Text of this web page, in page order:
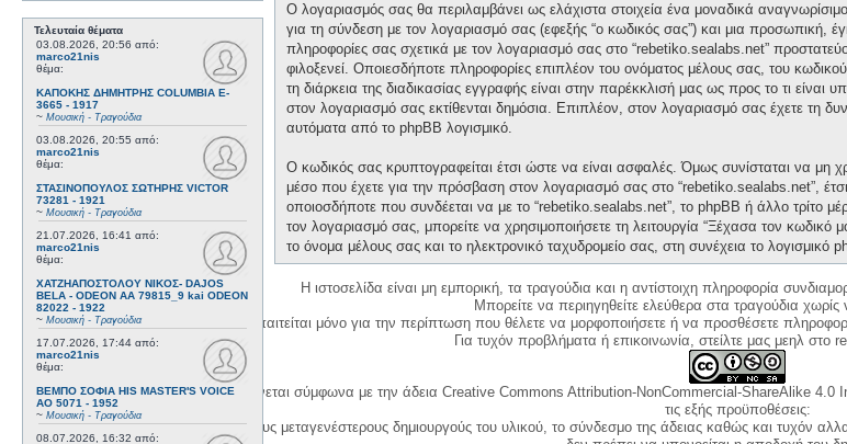
Τελευταία θέματα
03.08.2026, 20:56 από:
marco21nis
θέμα:
ΚΑΠΟΚΗΣ ΔΗΜΗΤΡΗΣ COLUMBIA E-
3665 - 1917
~ Μουσική - Τραγούδια
03.08.2026, 20:55 από:
marco21nis
θέμα:
ΣΤΑΣΙΝΟΠΟΥΛΟΣ ΣΩΤΗΡΗΣ VICTOR
73281 - 1921
~ Μουσική - Τραγούδια
21.07.2026, 16:41 από:
marco21nis
θέμα:
ΧΑΤΖΗΑΠΟΣΤΟΛΟΥ ΝΙΚΟΣ- DAJOS
BELA - ODEON AA 79815_9 kai ODEON
82022 - 1922
~ Μουσική - Τραγούδια
17.07.2026, 17:44 από:
marco21nis
θέμα:
ΒΕΜΠΟ ΣΟΦΙΑ HIS MASTER'S VOICE
AO 5071 - 1952
~ Μουσική - Τραγούδια
08.07.2026, 16:32 από:
Ο λογαριασμός σας θα περιλαμβάνει ως ελάχιστα στοιχεία ένα μοναδικά
για τη σύνδεση με τον λογαριασμό σας (εφεξής “ο κωδικός σας”) και μια προσωπική,
πληροφορίες σας σχετικά με τον λογαριασμό σας στο “rebetiko.sealabs.net”
φιλοξενεί. Οποιεσδήποτε πληροφορίες επιπλέον του ονόματος μέλους σας, του
τη διάρκεια της διαδικασίας εγγραφής είναι στην παρέκκλισή μας ως προς το τι είναι
στον λογαριασμό σας εκτίθενται δημόσια. Επιπλέον, στον λογαριασμό σας έχετε τη
αυτόματα από το phpBB λογισμικό.
Ο κωδικός σας κρυπτογραφείται έτσι ώστε να είναι ασφαλές. Όμως συνίσταται να μη
μέσο που έχετε για την πρόσβαση στον λογαριασμό σας στο “rebetiko.sealabs.net”,
οποιοσδήποτε που συνδέεται να με το “rebetiko.sealabs.net”, το phpBB ή άλλο τρίτο
τον λογαριασμό σας, μπορείτε να χρησιμοποιήσετε τη λειτουργία “Ξέχασα τον
το όνομα μέλους σας και το ηλεκτρονικό ταχυδρομείο σας, στη συνέχεια το
Η ιστοσελίδα είναι μη εμπορική, τα τραγούδια και η αντίστοιχη πληροφορία
Μπορείτε να περιηγηθείτε ελεύθερα στα τραγούδια χωρίς
Η δημιουργία λογαριασμού απαιτείται μόνο για την περίπτωση που θέλετε να μορφοποιήσετε ή να προσθέσετε
Για τυχόν προβλήματα ή επικοινωνία, στείλτε μας μεηλ στο
Η χρήση του υλικού της σελίδας γίνεται σύμφωνα με την άδεια Creative Commons Attribution-NonCommercial-ShareAlike 4.0
τις εξής προϋποθέσεις:
1. Να αναφέρετε τον αρχικό και τους μεταγενέστερους δημιουργούς του υλικού, το σύνδεσμο της άδειας καθώς και τυχόν